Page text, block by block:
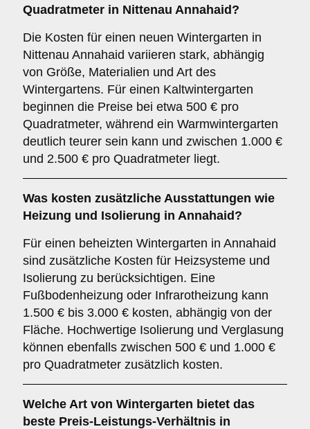
Quadratmeter in Nittenau Annahaid?
Die Kosten für einen neuen Wintergarten in
Nittenau Annahaid variieren stark, abhängig
von Größe, Materialien und Art des
Wintergartens. Für einen Kaltwintergarten
beginnen die Preise bei etwa 500 € pro
Quadratmeter, während ein Warmwintergarten
deutlich teurer sein kann und zwischen 1.000 €
und 2.500 € pro Quadratmeter liegt.
Was kosten zusätzliche Ausstattungen wie
Heizung und Isolierung in Annahaid?
Für einen beheizten Wintergarten in Annahaid
sind zusätzliche Kosten für Heizsysteme und
Isolierung zu berücksichtigen. Eine
Fußbodenheizung oder Infrarotheizung kann
1.500 € bis 3.000 € kosten, abhängig von der
Fläche. Hochwertige Isolierung und Verglasung
können ebenfalls zwischen 500 € und 1.000 €
pro Quadratmeter zusätzlich kosten.
Welche Art von Wintergarten bietet das
beste Preis-Leistungs-Verhältnis in